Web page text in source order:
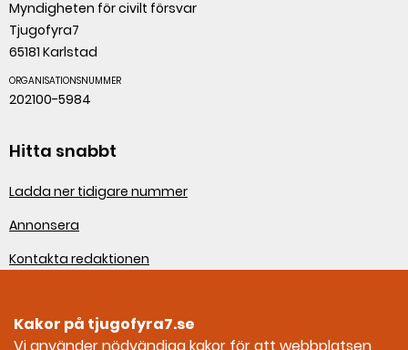
Myndigheten för civilt försvar
Tjugofyra7
65181 Karlstad
ORGANISATIONSNUMMER
202100-5984
Hitta snabbt
Ladda ner tidigare nummer
Annonsera
Kontakta redaktionen
Sociala medier
Kakor på tjugofyra7.se